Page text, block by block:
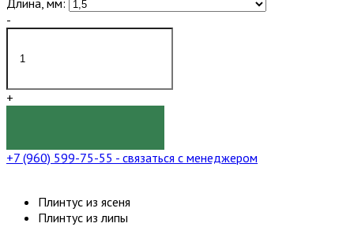
-
+
+7 (960) 599-75-55 - связаться с менеджером
Плинтус из ясеня
Плинтус из липы